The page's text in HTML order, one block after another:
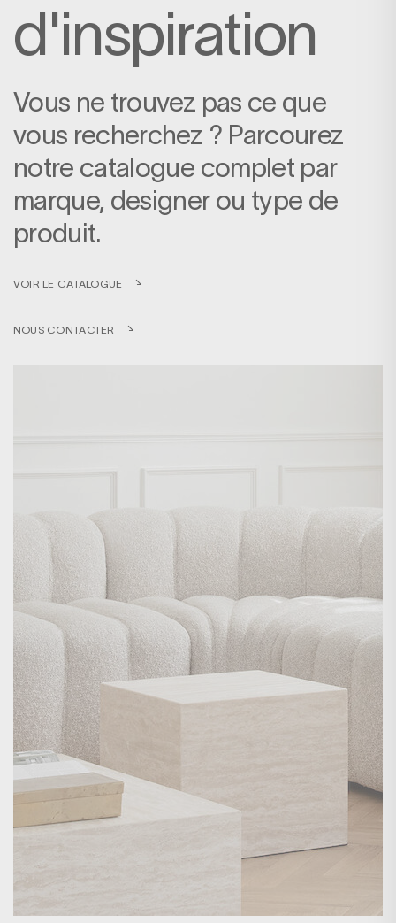
d'inspiration
Vous ne trouvez pas ce que
vous recherchez ? Parcourez
notre catalogue complet par
marque, designer ou type de
produit.
VOIR LE CATALOGUE
NOUS CONTACTER